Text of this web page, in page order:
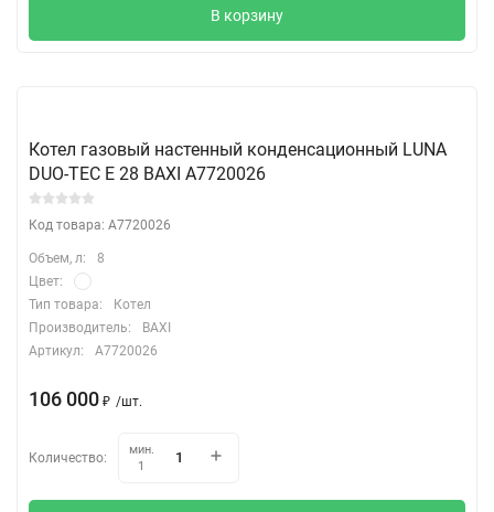
В корзину
Котел газовый настенный конденсационный LUNA
DUO-TEC E 28 BAXI A7720026
Код товара: A7720026
Объем, л:
8
Цвет:
Тип товара:
Котел
Производитель:
BAXI
Артикул:
A7720026
106 000 ₽ /шт.
Количество:
мин.
1